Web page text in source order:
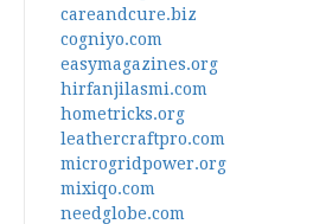
careandcure.biz
cogniyo.com
easymagazines.org
hirfanjilasmi.com
hometricks.org
leathercraftpro.com
microgridpower.org
mixiqo.com
needglobe.com